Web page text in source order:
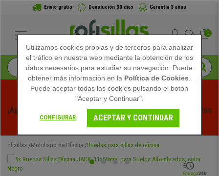
Envío gratis Devolución 30 días Garantía 3 años
0
¡Aprovecha las Rebajas de Verano en Ofisillas! Descuentos
Exclusivos por Tiempo Limitado - Ver Promo
ofisillas Mobiliario de Oficina Ruedas para sillas de oficina
Utilizamos cookies propias y de terceros para analizar
el tráfico en nuestra web mediante la obtención de los
datos necesarios para estudiar su navegación. Puede
obtener más información en la Política de Cookies
Puede aceptar todas las cookies pulsando el botón
"Aceptar y Continuar".
CONFIGURAR ACEPTAR Y CONTINUAR